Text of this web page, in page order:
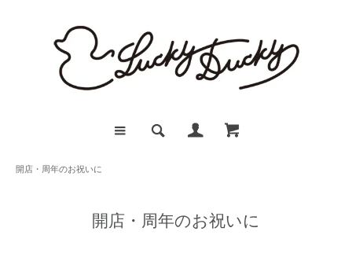
開店・周年のお祝いに
開店・周年のお祝いに